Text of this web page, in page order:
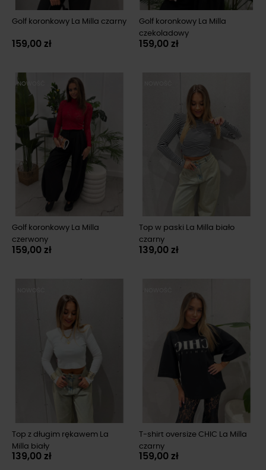
Golf koronkowy La Milla czarny
159,00 zł
Golf koronkowy La Milla
czekoladowy
159,00 zł
NOWOŚĆ
Golf koronkowy La Milla
czerwony
159,00 zł
Top w paski La Milla biało
czarny
139,00 zł
Top z długim rękawem La
Milla biały
139,00 zł
T-shirt oversize CHIC La Milla
czarny
159,00 zł